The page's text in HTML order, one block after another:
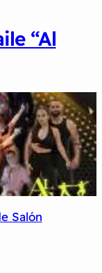
“Al
Salón